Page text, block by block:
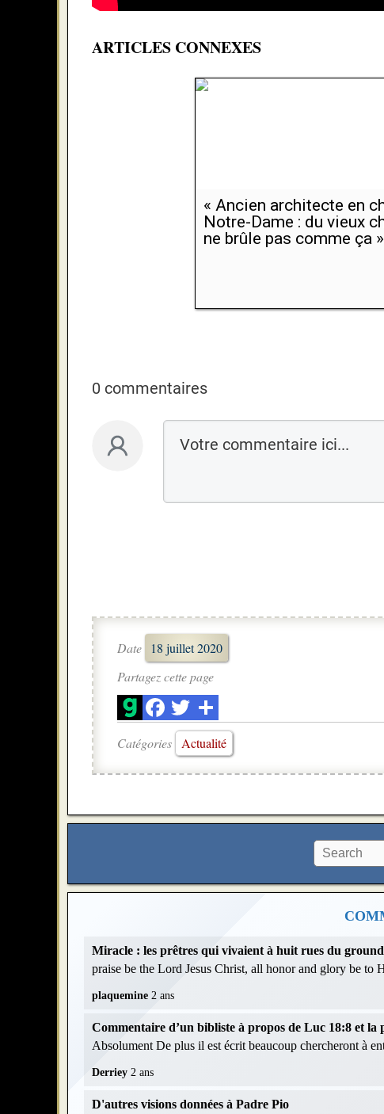
ARTICLES CONNEXES
« Ancien architecte en
Notre-Dame : du vieux
ne brûle pas comme ça »
0 commentaires
Date
18 juillet 2020
Partagez cette page
Catégories Actualité
Miracle : les prêtres qui vivaient à huit rues du
praise be the Lord Jesus Christ, all honor and glory be to
plaquemine 2 ans
Commentaire d’un bibliste à propos de Luc 18:8 et la
Absolument De plus il est écrit beaucoup chercheront à
Derriey 2 ans
D'autres visions données à Padre Pio